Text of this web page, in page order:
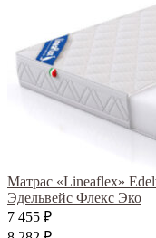
Матрас «Lineaflex»
Эдельвейс Флекс Эко
7 455 ₽